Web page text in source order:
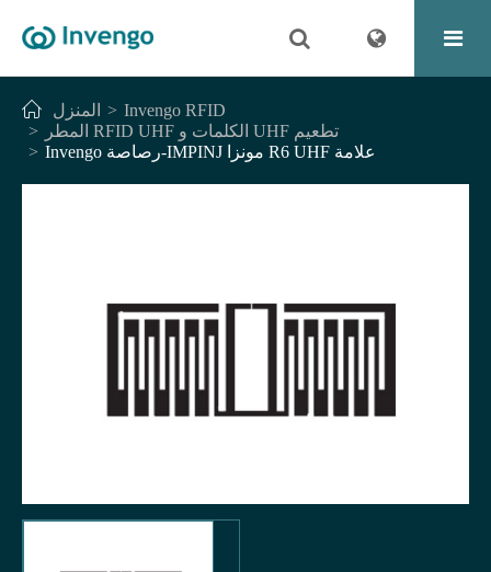
المنزل
Invengo RFID
المطر RFID UHF الكلمات و UHF تطعيم
Invengo رصاصة-IMPINJ مونزا R6 UHF علامة